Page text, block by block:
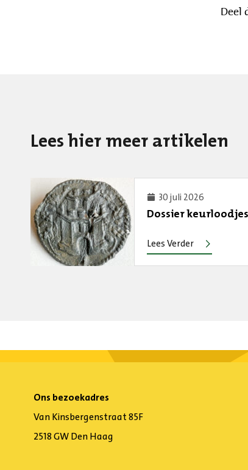
Deel
Lees hier meer artikelen
30 juli 2026
Dossier keurloodjes
Lees Verder
Ons bezoekadres
Van Kinsbergenstraat 85F
2518 GW Den Haag